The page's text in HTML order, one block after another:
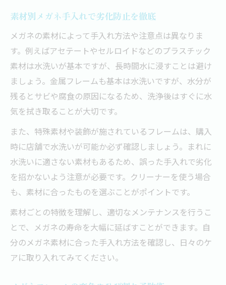
素材別メガネ手入れで劣化防止を徹底
メガネの素材によって手入れ方法や注意点は異なりま
す。例えばアセテートやセルロイドなどのプラスチック
素材は水洗いが基本ですが、長時間水に浸すことは避け
ましょう。金属フレームも基本は水洗いですが、水分が
残るとサビや腐食の原因になるため、洗浄後はすぐに水
気を拭き取ることが大切です。
また、特殊素材や装飾が施されているフレームは、購入
時に店舗で水洗いが可能か必ず確認しましょう。まれに
水洗いに適さない素材もあるため、誤った手入れで劣化
を招かないよう注意が必要です。クリーナーを使う場合
も、素材に合ったものを選ぶことがポイントです。
素材ごとの特徴を理解し、適切なメンテナンスを行うこ
とで、メガネの寿命を大幅に延ばすことができます。自
分のメガネ素材に合った手入れ方法を確認し、日々のケ
アに取り入れてみてください。